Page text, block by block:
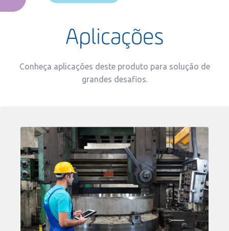
Aplicações
Conheça aplicações deste produto para solução de
grandes desafios.